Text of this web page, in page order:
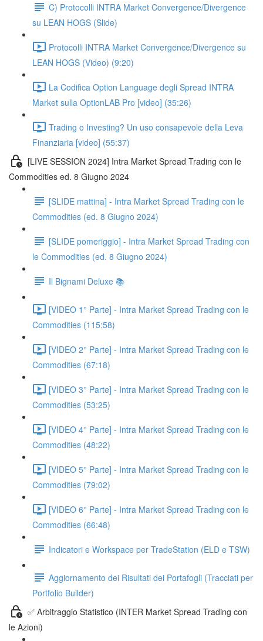
C) Protocolli INTRA Market Convergence/Divergence
su LEAN HOGS (Slide)
Protocolli INTRA Market Convergence/Divergence su
LEAN HOGS (Video) (9:20)
La Codifica Option Language degli Spread INTRA
Market sulla OptionLAB Pro [video] (35:26)
Trading o Investing? Un uso consapevole della Leva
Finanziaria [video] (55:37)
[LIVE SESSION 2024] Intra Market Spread Trading con le
Commodities ed. 8 Giugno 2024
[SLIDE mattina] - Intra Market Spread Trading con le
Commodities (ed. 8 Giugno 2024)
[SLIDE pomeriggio] - Intra Market Spread Trading con
le Commodities (ed. 8 Giugno 2024)
Il Bignami Deluxe 📚
[VIDEO 1° Parte] - Intra Market Spread Trading con le
Commodities (115:58)
[VIDEO 2° Parte] - Intra Market Spread Trading con le
Commodities (67:18)
[VIDEO 3° Parte] - Intra Market Spread Trading con le
Commodities (53:25)
[VIDEO 4° Parte] - Intra Market Spread Trading con le
Commodities (48:22)
[VIDEO 5° Parte] - Intra Market Spread Trading con le
Commodities (79:02)
[VIDEO 6° Parte] - Intra Market Spread Trading con le
Commodities (66:48)
Indicatori e Workspace per TradeStation (ELD e TSW)
Aggiornamento dei Risultati dei Portafogli (Tracciati per
Portfolio Builder)
✅ Arbitraggio Statistico (INTER Market Spread Trading con
le Azioni)